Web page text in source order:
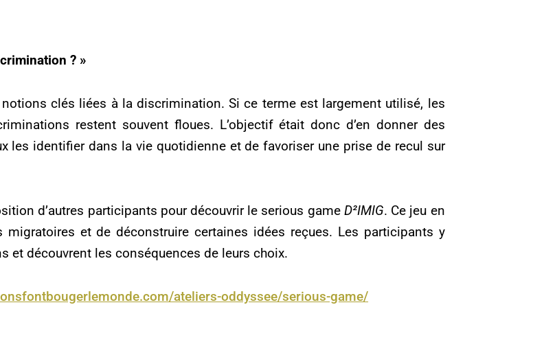
? »
clés liées à la discrimination. Si ce terme est largement utilisé, les
restent souvent floues. L’objectif était donc d’en donner des
identifier dans la vie quotidienne et de favoriser une prise de recul sur
d’autres participants pour découvrir le serious game D²IMIG. Ce jeu en
et de déconstruire certaines idées reçues. Les participants y
et découvrent les conséquences de leurs choix.
ateliers-oddyssee/serious-game/